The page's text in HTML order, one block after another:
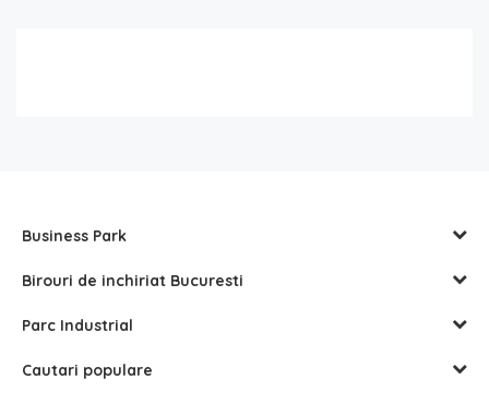
Business Park
Birouri de inchiriat Bucuresti
Parc Industrial
Cautari populare